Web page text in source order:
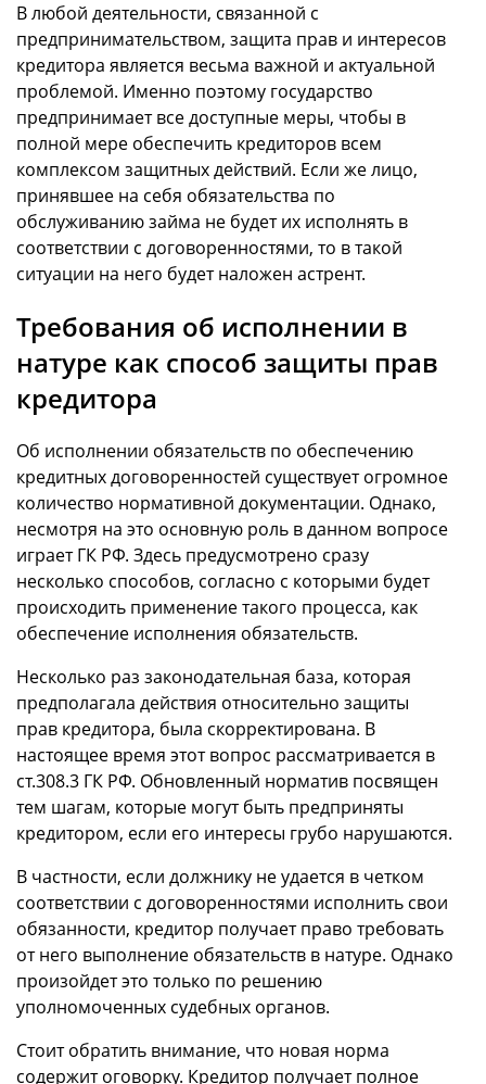
В любой деятельности, связанной с
предпринимательством, защита прав и интересов
кредитора является весьма важной и актуальной
проблемой. Именно поэтому государство
предпринимает все доступные меры, чтобы в
полной мере обеспечить кредиторов всем
комплексом защитных действий. Если же лицо,
принявшее на себя обязательства по
обслуживанию займа не будет их исполнять в
соответствии с договоренностями, то в такой
ситуации на него будет наложен астрент.
Требования об исполнении в
натуре как способ защиты прав
кредитора
Об исполнении обязательств по обеспечению
кредитных договоренностей существует огромное
количество нормативной документации. Однако,
несмотря на это основную роль в данном вопросе
играет ГК РФ. Здесь предусмотрено сразу
несколько способов, согласно с которыми будет
происходить применение такого процесса, как
обеспечение исполнения обязательств.
Несколько раз законодательная база, которая
предполагала действия относительно защиты
прав кредитора, была скорректирована. В
настоящее время этот вопрос рассматривается в
ст.308.3 ГК РФ. Обновленный норматив посвящен
тем шагам, которые могут быть предприняты
кредитором, если его интересы грубо нарушаются.
В частности, если должнику не удается в четком
соответствии с договоренностями исполнить свои
обязанности, кредитор получает право требовать
от него выполнение обязательств в натуре. Однако
произойдет это только по решению
уполномоченных судебных органов.
Стоит обратить внимание, что новая норма
содержит оговорку. Кредитор получает полное